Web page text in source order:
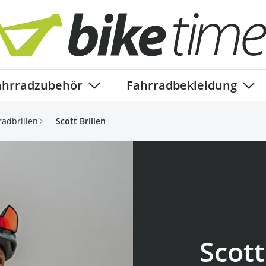
Show submenu for Fahrradzubehör
Fahrradbekleidung
Scott Brillen